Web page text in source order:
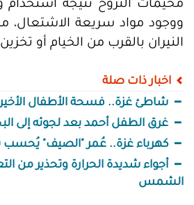
مخيمات النزوح نتيجة
ووجود مواد سريعة الاشتعال،
النيران بالقرب من الخيام أو
اخبار ذات صلة
شاطئ غزة.. فسحة الأطفال
غرق الطفل أحمد بعد لجوئه إلى
كهرباء غزة.. عُمر "الصيف" يُحسب
أجواء شديدة الحرارة وتحذير من
الشمس